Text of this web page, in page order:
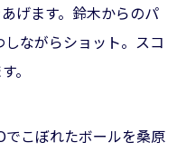
げます。鈴木からのパ
ながらショット。スコ
。
こぼれたボールを桑原